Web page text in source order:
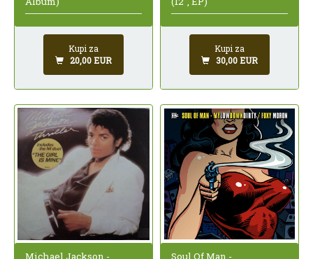
Kupi za
20,00 EUR
Kupi za
30,00 EUR
Michael Jackson -
Soul Of Man -